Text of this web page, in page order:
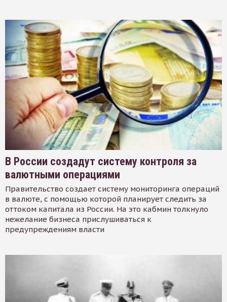
В России создадут систему контроля за
валютными операциями
Правительство создает систему мониторинга операций
в валюте, с помощью которой планирует следить за
оттоком капитала из России. На это кабмин толкнуло
нежелание бизнеса прислушиваться к
предупреждениям власти